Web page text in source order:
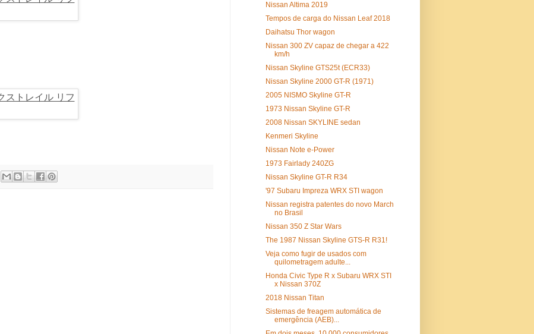
Nissan Altima 2019
Tempos de carga do Nissan Leaf 2018
Daihatsu Thor wagon
Nissan 300 ZV capaz de chegar a 422
km/h
Nissan Skyline GTS25t (ECR33)
Nissan Skyline 2000 GT-R (1971)
2005 NISMO Skyline GT-R
1973 Nissan Skyline GT-R
2008 Nissan SKYLINE sedan
Kenmeri Skyline
Nissan Note e-Power
1973 Fairlady 240ZG
Nissan Skyline GT-R R34
'97 Subaru Impreza WRX STI wagon
Nissan registra patentes do novo March
no Brasil
Nissan 350 Z Star Wars
The 1987 Nissan Skyline GTS-R R31!
Veja como fugir de usados com
quilometragem adulte...
Honda Civic Type R x Subaru WRX STI
x Nissan 370Z
2018 Nissan Titan
Sistemas de freagem automática de
emergência (AEB)...